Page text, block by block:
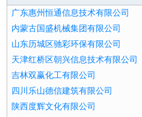
广东惠州恒通信息技术有限公司
内蒙古国盛机械集团有限公司
山东历城区驰彩环保有限公司
天津红桥区朝兴信息技术有限公司
吉林双赢化工有限公司
四川乐山德信建筑有限公司
陕西度辉文化有限公司